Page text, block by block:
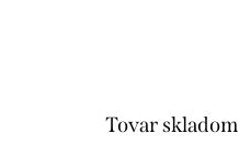
Tovar skladom